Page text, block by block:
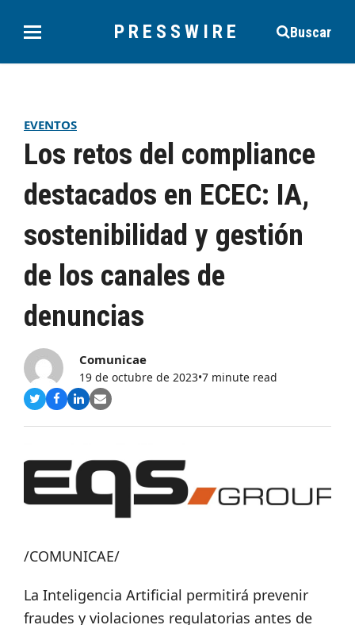
PRESSWIRE Buscar
EVENTOS
Los retos del compliance
destacados en ECEC: IA,
sostenibilidad y gestión
de los canales de
denuncias
Comunicae
19 de octubre de 2023•7 minute read
Compartir
Twitter
Compartir
Facebook
Compartir
LinkedIn
Share
Email
/COMUNICAE/
La Inteligencia Artificial permitirá prevenir
fraudes y violaciones regulatorias antes de